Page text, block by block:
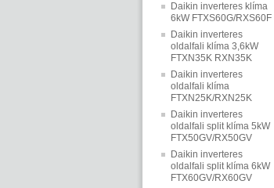
Daikin inverteres klíma
6kW FTXS60G/RXS60F
Daikin inverteres
oldalfali klíma 3,6kW
FTXN35K RXN35K
Daikin inverteres
oldalfali klíma
FTXN25K/RXN25K
Daikin inverteres
oldalfali split klíma 5kW
FTX50GV/RX50GV
Daikin inverteres
oldalfali split klíma 6kW
FTX60GV/RX60GV